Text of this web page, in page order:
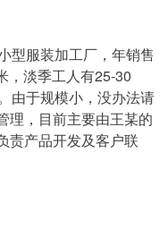
型服装加工厂，年销售
，淡季工人有25-30
由于规模小，没办法请
理，目前主要由王某的
责产品开发及客户联